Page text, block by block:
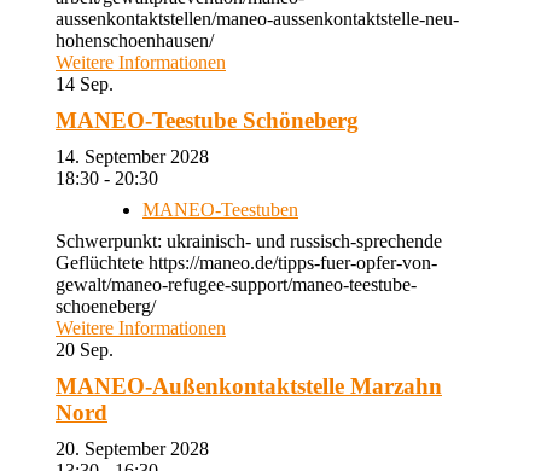
aussenkontaktstellen/maneo-aussenkontaktstelle-neu-
hohenschoenhausen/
Weitere Informationen
14 Sep.
MANEO-Teestube Schöneberg
14. September 2028
18:30 - 20:30
MANEO-Teestuben
Schwerpunkt: ukrainisch- und russisch-sprechende
Geflüchtete https://maneo.de/tipps-fuer-opfer-von-
gewalt/maneo-refugee-support/maneo-teestube-
schoeneberg/
Weitere Informationen
20 Sep.
MANEO-Außenkontaktstelle Marzahn
Nord
20. September 2028